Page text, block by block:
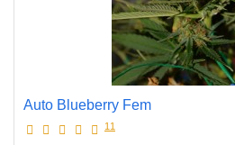
Auto Blueberry Fem
11